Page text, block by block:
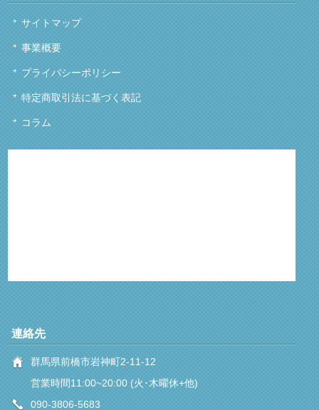
サイトマップ
事業概要
プライバシーポリシー
特定商取引法に基づく表記
コラム
連絡先
群馬県前橋市岩神町2-11-12
営業時間11:00~20:00 (火･木曜休+他)
090-3806-5683